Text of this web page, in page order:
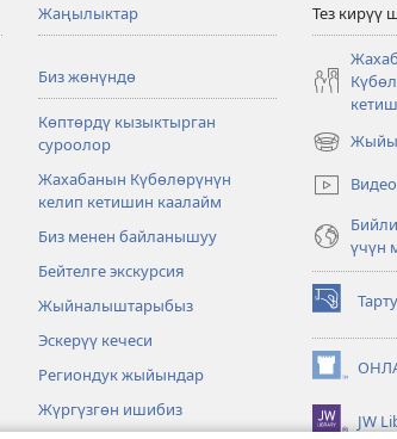
Жаңылыктар
Биз жөнүндө
Көптөрдү кызыктырган
суроолор
Жахабанын Күбөлөрүнүн
келип кетишин каалайм
Биз менен байланышуу
Бейтелге экскурсия
Жыйналыштарыбыз
Эскерүү кечеси
Региондук жыйындар
Жүргүзгөн ишибиз
Тез кирүү
(жаңы
терезе
ачат)
үчүн
(жаңы
терезе
ачат)
(жаңы
терезе
ачат) JW